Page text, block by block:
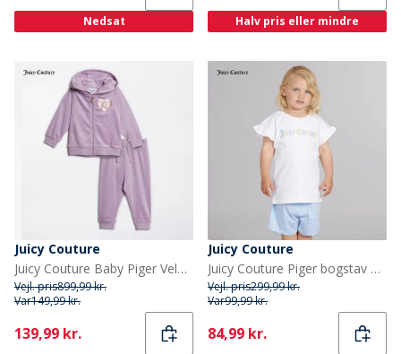
Nedsat Halv pris eller mindre
Juicy Couture
Juicy Couture Baby Piger Velour Træningsdragt Lavendel
Vejl. pris899,99 kr.
Var149,99 kr.
Current
139,99 kr.
Juicy Couture
Juicy Couture Piger bogstav flæse t shirt og shorts sæt Powder Blue
Vejl. pris299,99 kr.
Var99,99 kr.
Current
84,99 kr.